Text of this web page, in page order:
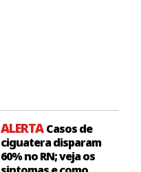
ALERTACasos de
ciguatera disparam
60% no RN; veja os